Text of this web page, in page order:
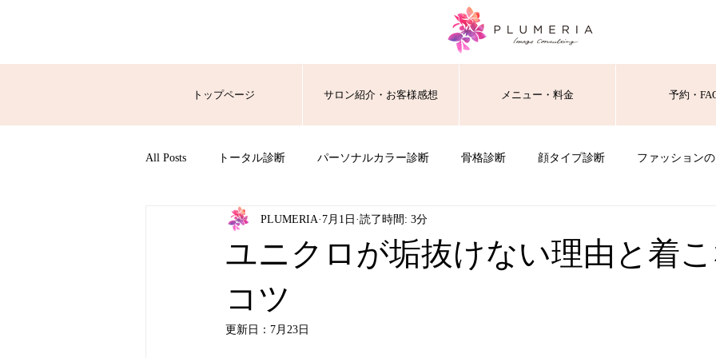
トップページ サロン紹介・お客様感想 メニュー・料金 予約・
All Posts トータル診断 パーソナルカラー診断 骨格診断 顔タイプ診断 ファッション
ユニクロが垢抜けない理由と着
コツ
PLUMERIA 7月1日 読了時間: 3分
更新日： 7月23日